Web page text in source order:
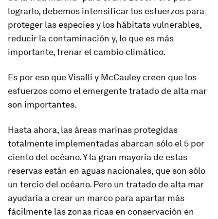
lograrlo, debemos intensificar los esfuerzos para
proteger las especies y los hábitats vulnerables,
reducir la contaminación y, lo que es más
importante, frenar el cambio climático.
Es por eso que Visalli y McCauley creen que los
esfuerzos como el emergente tratado de alta mar
son importantes.
Hasta ahora, las áreas marinas protegidas
totalmente implementadas abarcan sólo el 5 por
ciento del océano. Y la gran mayoría de estas
reservas están en aguas nacionales, que son sólo
un tercio del océano. Pero un tratado de alta mar
ayudaría a crear un marco para apartar más
fácilmente las zonas ricas en conservación en